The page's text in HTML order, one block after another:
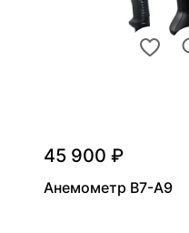
45 900 ₽
Анемометр В7-А9